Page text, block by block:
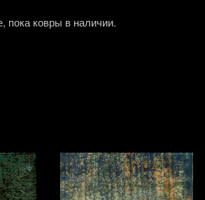
пока ковры в наличии.